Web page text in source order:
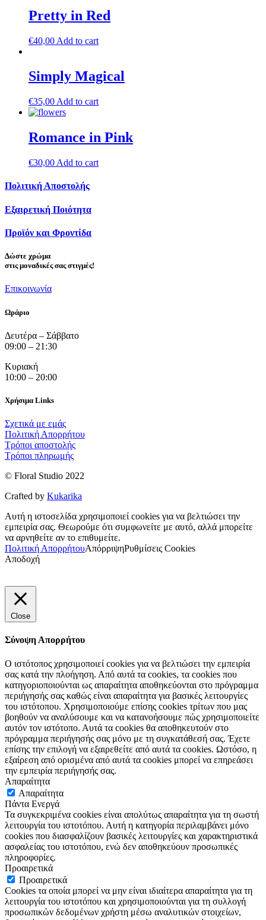
Pretty in Red
€40,00 Add to cart
Simply Magical
€35,00 Add to cart
Romance in Pink
€30,00 Add to cart
Πολιτική Αποστολής
Εξαιρετική Ποιότητα
Προϊόν και Φροντίδα
Δώστε χρώμα
στις μοναδικές σας στιγμές!
Επικοινωνία
Ωράριο
Δευτέρα – Σάββατο
09:00 – 21:30
Κυριακή
10:00 – 20:00
Χρήσιμα Links
Σχετικά με εμάς
Πολιτική Απορρήτου
Τρόποι αποστολής
Τρόποι πληρωμής
© Floral Studio 2022
Crafted by Kukarika
Αυτή η ιστοσελίδα χρησιμοποιεί cookies για να βελτιώσει την
εμπειρία σας. Θεωρούμε ότι συμφωνείτε με αυτό, αλλά μπορείτε
να αρνηθείτε αν το επιθυμείτε.
Πολιτική ΑπορρήτουΑπόρριψηΡυθμίσεις Cookies
Αποδοχή
Close
Σύνοψη Απορρήτου
Ο ιστότοπος χρησιμοποιεί cookies για να βελτιώσει την εμπειρία
σας κατά την πλοήγηση. Από αυτά τα cookies, τα cookies που
κατηγοριοποιούνται ως απαραίτητα αποθηκεύονται στο πρόγραμμα
περιήγησής σας καθώς είναι απαραίτητα για βασικές λειτουργίες
του ιστότοπου. Χρησιμοποιούμε επίσης cookies τρίτων που μας
βοηθούν να αναλύσουμε και να κατανοήσουμε πώς χρησιμοποιείτε
αυτόν τον ιστότοπο. Αυτά τα cookies θα αποθηκευτούν στο
πρόγραμμα περιήγησής σας μόνο με τη συγκατάθεσή σας. Έχετε
επίσης την επιλογή να εξαιρεθείτε από αυτά τα cookies. Ωστόσο, η
εξαίρεση από ορισμένα από αυτά τα cookies μπορεί να επηρεάσει
την εμπειρία περιήγησής σας.
Απαραίτητα
Απαραίτητα
Πάντα Ενεργά
Τα συγκεκριμένα cookies είναι απολύτως απαραίτητα για τη σωστή
λειτουργία του ιστοτόπου. Αυτή η κατηγορία περιλαμβάνει μόνο
cookies που διασφαλίζουν βασικές λειτουργίες και χαρακτηριστικά
ασφαλείας του ιστοτόπου, ενώ δεν αποθηκεύουν προσωπικές
πληροφορίες.
Προαιρετικά
Προαιρετικά
Cookies τα οποία μπορεί να μην είναι ιδιαίτερα απαραίτητα για τη
λειτουργία του ιστοτόπου και χρησιμοποιούνται για τη συλλογή
προσωπικών δεδομένων χρήστη μέσω αναλυτικών στοιχείων,